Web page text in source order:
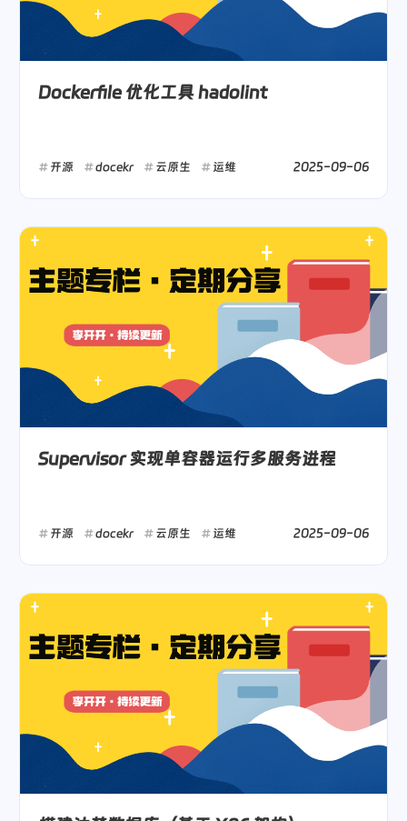
支付宝
Dockerfile 优化工具 hadolint
开源 docekr 云原生 运维 2025-09-06
Supervisor 实现单容器运行多服务进程
开源 docekr 云原生 运维 2025-09-06